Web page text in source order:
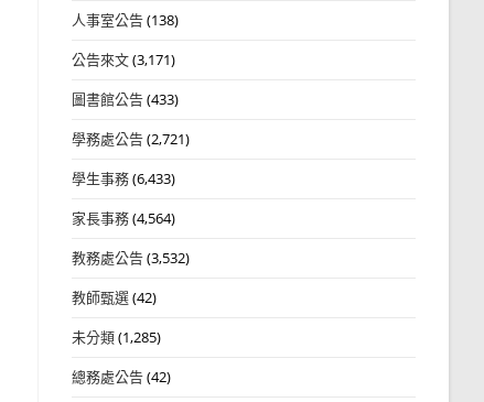
人事室公告(138)
公告來文(3,171)
圖書館公告(433)
學務處公告(2,721)
學生事務(6,433)
家長事務(4,564)
教務處公告(3,532)
教師甄選(42)
未分類(1,285)
總務處公告(42)